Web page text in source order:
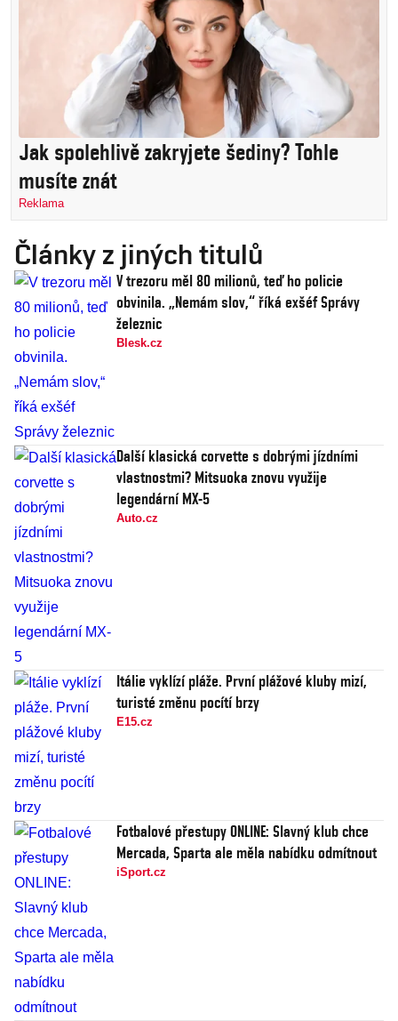
Jak spolehlivě zakryjete šediny? Tohle
musíte znát
Reklama
Články z jiných titulů
V trezoru měl 80 milionů, teď ho policie
obvinila. „Nemám slov,“ říká exšéf Správy
železnic
Blesk.cz
Další klasická corvette s dobrými jízdními
vlastnostmi? Mitsuoka znovu využije
legendární MX-5
Auto.cz
Itálie vyklízí pláže. První plážové kluby mizí,
turisté změnu pocítí brzy
E15.cz
Fotbalové přestupy ONLINE: Slavný klub chce
Mercada, Sparta ale měla nabídku odmítnout
iSport.cz